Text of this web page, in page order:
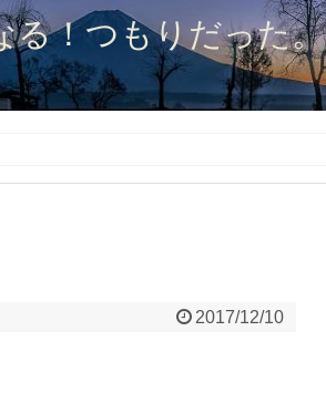
る！つもりだった。
2017/12/10